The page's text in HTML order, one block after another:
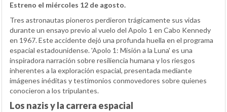
Estreno el miércoles 12 de agosto.
Tres astronautas pioneros perdieron trágicamente sus vidas
durante un ensayo previo al vuelo del Apolo 1 en Cabo Kennedy
en 1967. Este accidente dejó una profunda huella en el programa
espacial estadounidense. 'Apolo 1: Misión a la Luna' es una
inspiradora narración sobre resiliencia humana y los riesgos
inherentes a la exploración espacial, presentada mediante
imágenes inéditas y testimonios conmovedores sobre quienes
conocieron a los tripulantes.
Los nazis y la carrera espacial